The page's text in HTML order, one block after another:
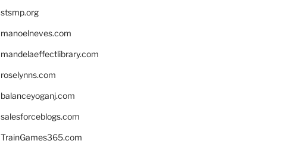
stsmp.org
manoelneves.com
mandelaeffectlibrary.com
roselynns.com
balanceyoganj.com
salesforceblogs.com
TrainGames365.com